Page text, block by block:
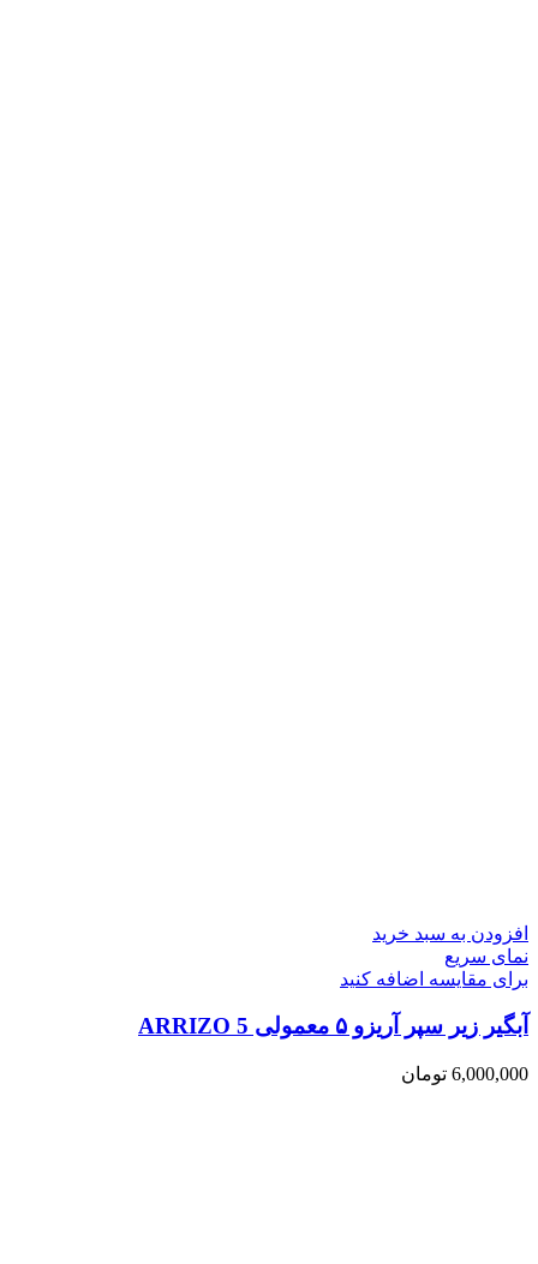
افزودن به سبد خرید
نمای سریع
برای مقایسه اضافه کنید
آبگیر زیر سپر آریزو ۵ معمولی ARRIZO 5
6,000,000 تومان